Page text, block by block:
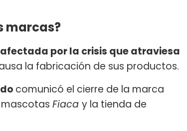
marcas?
por la crisis que atraviesa
la fabricación de sus productos.
comunicó el cierre de la marca
Fiaca y la tienda de